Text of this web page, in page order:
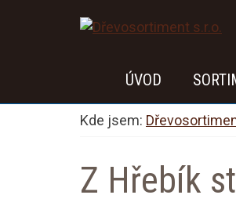
ÚVOD
Kde jsem:
Z Hřebík